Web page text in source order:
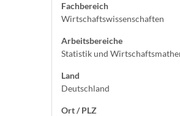
Fachbereich
Wirtschaftswissenschaften
Arbeitsbereiche
Statistik und
Land
Deutschland
Ort / PLZ